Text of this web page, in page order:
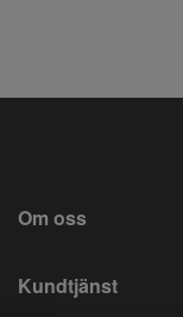
Om oss
Kundtjänst